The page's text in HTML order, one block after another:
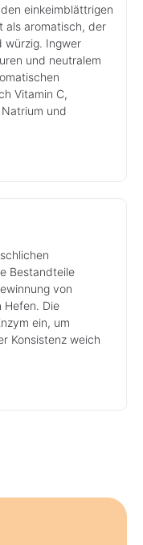
einkeimblättrigen
als aromatisch, der
würzig. Ingwer
und neutralem
Vitamin C,
und
Bestandteile
von
Hefen. Die
ein, um
Konsistenz weich